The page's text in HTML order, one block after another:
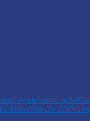
Cuvinte pentru suflet
MisterObiectiv ZN